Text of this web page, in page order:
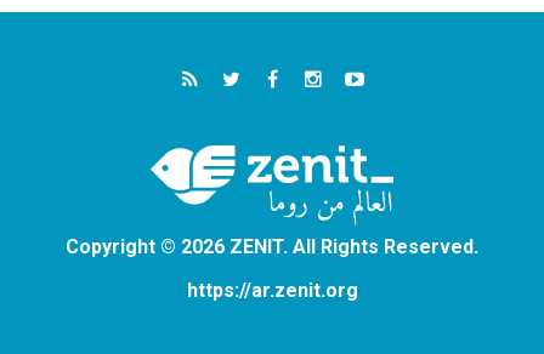
Copyright © 2026 ZENIT. All Rights Reserved.
https://ar.zenit.org